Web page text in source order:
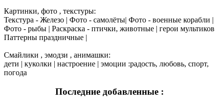
Картинки, фото , текстуры:
Текстура - Железо | Фото - самолёты| Фото - военные корабли |
Фото - рыбы | Раскраска - птички, животные | герои мультиков
Паттерны праздничные |
Смайлики , эмодзи , анимашки:
дети | куколки | настроение | эмоции :радость, любовь, спорт,
погода
Последние добавленные :